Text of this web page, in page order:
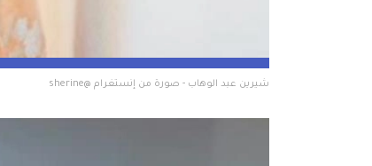
شيرين عبد الوهاب - صورة من إنستغرام @sherine